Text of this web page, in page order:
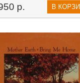
р. В